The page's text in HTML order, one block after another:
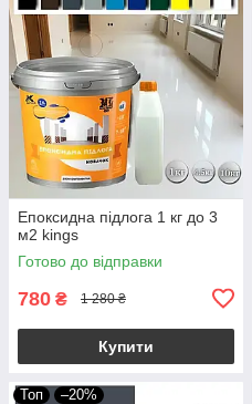
Епоксидна підлога 1 кг до 3
м2 kings
Готово до відправки
780 ₴ 1 280 ₴
Купити
Топ –20%